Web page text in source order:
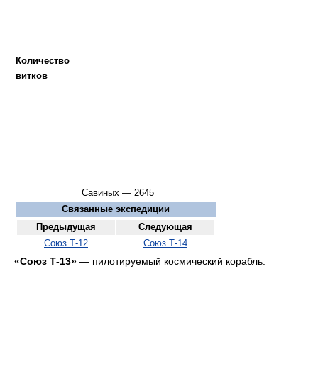
Количество
витков
Савиных — 2645
Связанные экспедиции
Предыдущая
Следующая
Союз Т-12
Союз Т-14
«Союз Т-13» — пилотируемый космический корабль.